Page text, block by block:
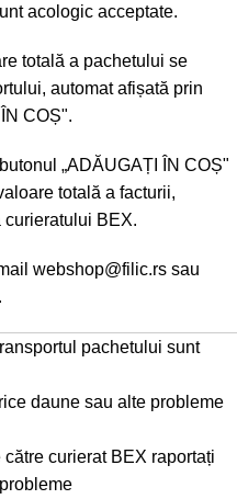
acologic acceptate.
totală a pachetului se
automat afișată prin
COȘ".
„ADĂUGAȚI ÎN COȘ"
totală a facturii,
BEX.
webshop@filic.rs sau
.
pachetului sunt
daune sau alte probleme
curierat BEX raportați